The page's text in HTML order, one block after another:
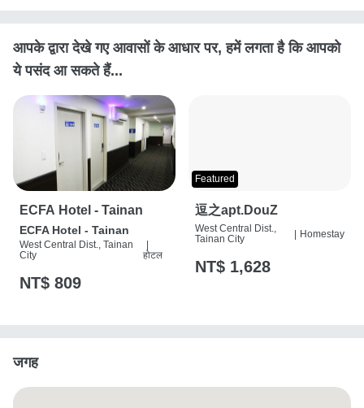
आपके द्वारा देखे गए आवासों के आधार पर, हमें लगता है कि आपको
ये पसंद आ सकते हैं...
ECFA Hotel - Tainan
ECFA Hotel - Tainan
West Central Dist., Tainan
City
होटल
NT$ 809
Featured
逗之apt.DouZ
West Central Dist.,
Tainan City
| Homestay
NT$ 1,628
जगह